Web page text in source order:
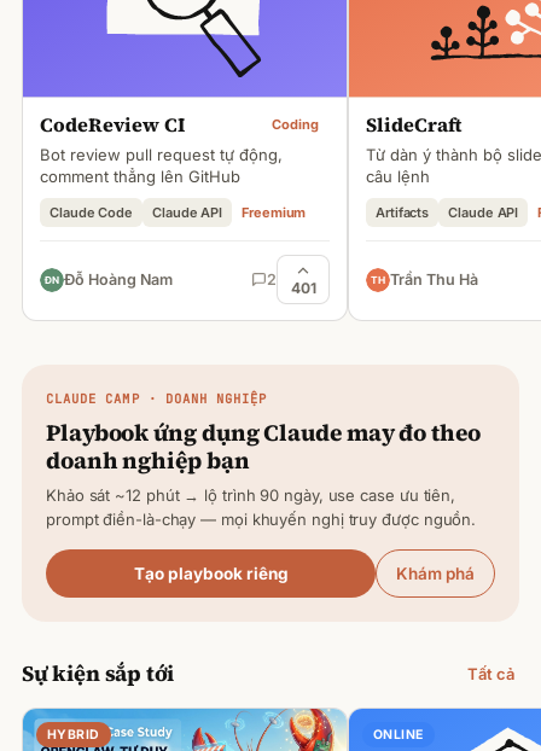
CodeReview CI Coding
Bot review pull request tự động,
comment thẳng lên GitHub
Claude Code Claude API Freemium
Đỗ Hoàng Nam 2 401
SlideCraft
Từ dàn ý thành bộ
câu lệnh
Artifacts Claude API
Trần Thu Hà
CLAUDE CAMP · DOANH NGHIỆP
Playbook ứng dụngClaudemay đo theo
doanh nghiệp bạn
Khảo sát ~12 phút → lộ trình 90 ngày, use case ưu tiên,
prompt điền-là-chạy — mọi khuyến nghị truy được nguồn.
Tạo playbook riêng Khám phá
Sự kiện sắp tới Tất cả
HYBRID ONLINE